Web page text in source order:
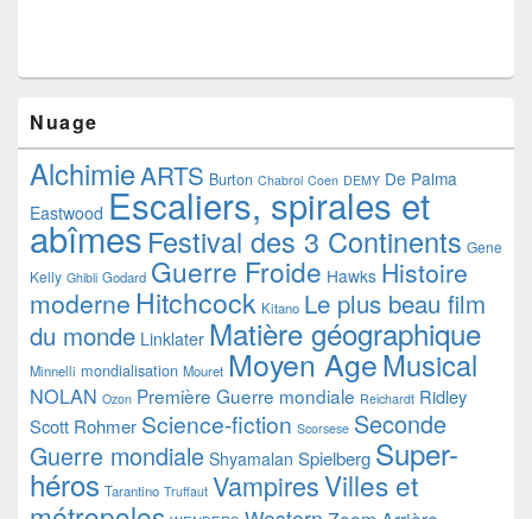
Nuage
AlchimieARTS Burton Chabrol Coen DEMY De Palma
Eastwood Escaliers, spirales et
abîmes Festival des 3 Continents Gene
Kelly Ghibli Godard Guerre Froide Hawks Histoire
moderne Hitchcock Kitano Le plus beau film
du monde Linklater Matière géographique
Minnelli mondialisation Mouret Moyen AgeMusical
NOLAN Ozon Première Guerre mondiale Reichardt Ridley
Scott Rohmer Science-fiction Scorsese Seconde
Guerre mondiale Shyamalan Spielberg Super-
héros Tarantino Truffaut VampiresVilles et